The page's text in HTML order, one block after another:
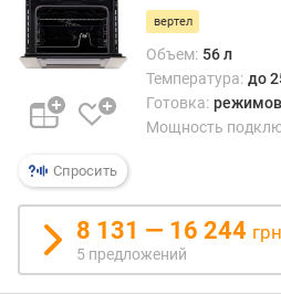
с
и
п
р
г
р
а
м
м
(
Спросить
вертел
Объем: 56 л
Температура: до
Готовка:
Мощность
8 131 — 16 244
5 предложений